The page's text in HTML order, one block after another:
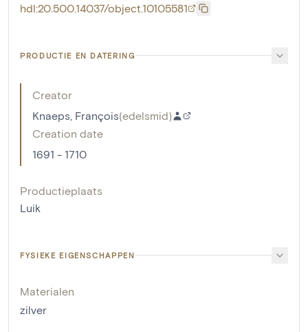
hdl:20.500.14037/object.10105581
PRODUCTIE EN DATERING
Creator
Knaeps, François(edelsmid)
Creation date
1691 - 1710
Productieplaats
Luik
FYSIEKE EIGENSCHAPPEN
Materialen
zilver